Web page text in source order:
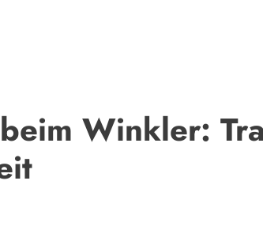
beim Winkler: